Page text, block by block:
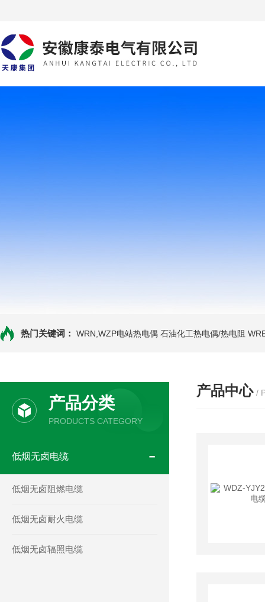
热门关键词： WRN,WZP电站热电偶 石油化工热电偶/热电阻
产品分类
PRODUCTS CATEGORY
低烟无卤电缆
低烟无卤阻燃电缆
低烟无卤耐火电缆
低烟无卤辐照电缆
产品中心 /